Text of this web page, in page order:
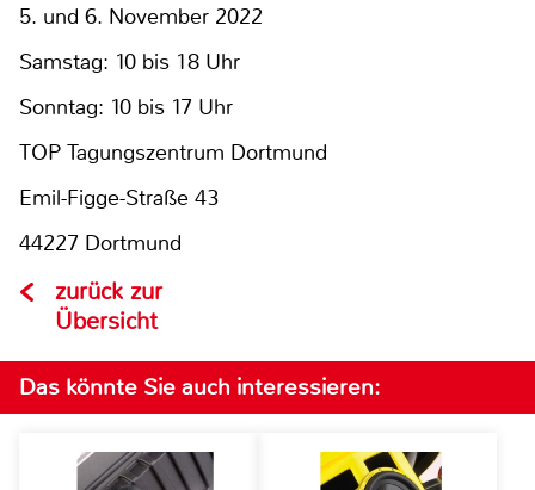
5. und 6. November 2022
Samstag: 10 bis 18 Uhr
Sonntag: 10 bis 17 Uhr
TOP Tagungszentrum Dortmund
Emil-Figge-Straße 43
44227 Dortmund
zurück zur
Übersicht
Das könnte Sie auch interessieren: